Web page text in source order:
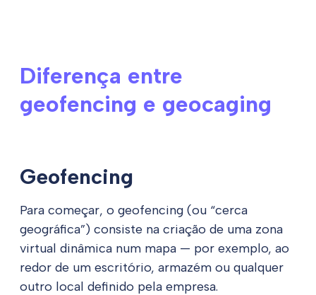
Diferença entre
geofencing e geocaging
Geofencing
Para começar, o geofencing (ou “cerca
geográfica”) consiste na criação de uma zona
virtual dinâmica num mapa — por exemplo, ao
redor de um escritório, armazém ou qualquer
outro local definido pela empresa.